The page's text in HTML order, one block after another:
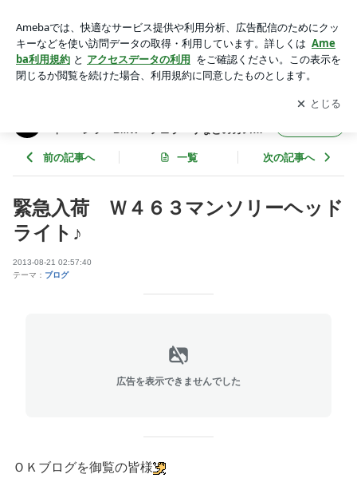
OG ★ベントレー・マセラティ・ベンツ・BMW・フェラーリ
などのカスタム日記★
アプリをダウンロードして ブログの更新通知
を受け取りまし
ょう。
開く
ィ・ベンツ・BMW・フェラーリなどのカスタ
前の記事へ 一覧 次の記事へ
緊急入荷 Ｗ４６３マンソリーヘッド
ライト♪
2013-08-21 02:57:40
テーマ： ブログ
広告を表示できませんでした
ＯＫブログを御覧の皆様